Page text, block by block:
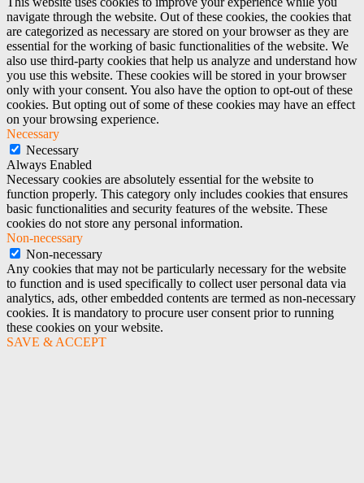
navigate through the website. Out of these cookies, the cookies that
are categorized as necessary are stored on your browser as they are
essential for the working of basic functionalities of the website. We
also use third-party cookies that help us analyze and understand how
you use this website. These cookies will be stored in your browser
only with your consent. You also have the option to opt-out of these
cookies. But opting out of some of these cookies may have an effect
on your browsing experience.
Necessary
Necessary
Always Enabled
Necessary cookies are absolutely essential for the website to
function properly. This category only includes cookies that ensures
basic functionalities and security features of the website. These
cookies do not store any personal information.
Non-necessary
Non-necessary
Any cookies that may not be particularly necessary for the website
to function and is used specifically to collect user personal data via
analytics, ads, other embedded contents are termed as non-necessary
cookies. It is mandatory to procure user consent prior to running
these cookies on your website.
SAVE & ACCEPT